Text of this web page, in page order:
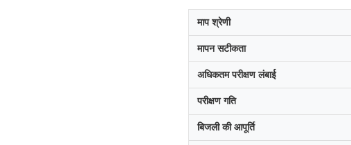
माप श्रेणी
मापन सटीकता
अधिकतम परीक्षण लंबाई
परीक्षण गति
बिजली की आपूर्ति